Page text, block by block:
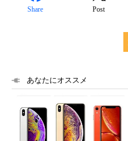
Share Post
あなたにオススメ